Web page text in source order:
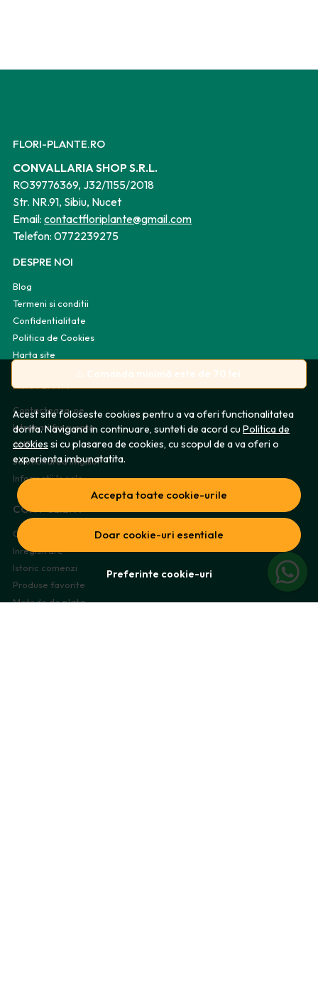
⚠️ Comanda minimă este de 70 lei.
Acest site foloseste cookies pentru a va oferi functionalitatea
dorita. Navigand in continuare, sunteti de acord cu Politica de
cookies si cu plasarea de cookies, cu scopul de a va oferi o
experienta imbunatatita.
Accepta toate cookie-urile
Doar cookie-uri esentiale
Preferinte cookie-uri
FLORI-PLANTE.RO
CONVALLARIA SHOP S.R.L.
RO39776369, J32/1155/2018
Str. NR.91, Sibiu, Nucet
Email: contactfloriplante@gmail.com
Telefon: 0772239275
DESPRE NOI
Blog
Termeni si conditii
Confidentialitate
Politica de Cookies
Harta site
ASISTENTA
Contacteaza-ne
Intrebari frecvente
ANPC
Solutionarea litigiilor
Informatii legale
CONT CLIENT
Contul meu
Inregistrare
Istoric comenzi
Produse favorite
Metode de plata